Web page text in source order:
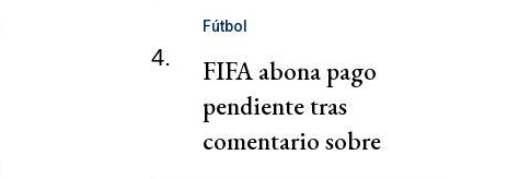
4.
Fútbol
FIFA abona pago
pendiente tras
comentario sobre